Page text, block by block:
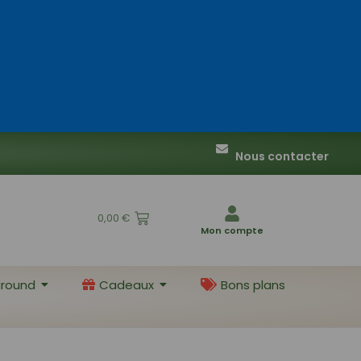
Nous contacter
0,00 €
Mon compte
Cadeaux
Bons plans